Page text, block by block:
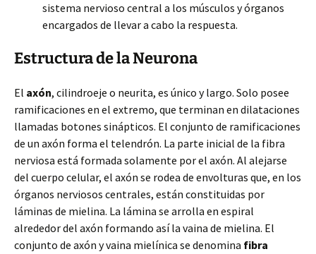
sistema nervioso central a los músculos y órganos
encargados de llevar a cabo la respuesta.
Estructura de la Neurona
El axón, cilindroeje o neurita, es único y largo. Solo posee
ramificaciones en el extremo, que terminan en dilataciones
llamadas botones sinápticos. El conjunto de ramificaciones
de un axón forma el telendrón. La parte inicial de la fibra
nerviosa está formada solamente por el axón. Al alejarse
del cuerpo celular, el axón se rodea de envolturas que, en los
órganos nerviosos centrales, están constituidas por
láminas de mielina. La lámina se arrolla en espiral
alrededor del axón formando así la vaina de mielina. El
conjunto de axón y vaina mielínica se denomina fibra